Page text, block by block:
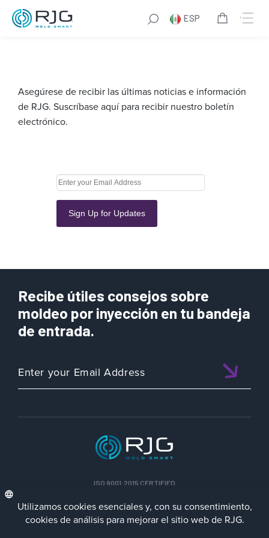
Saltar
ESP
Asegúrese de recibir las últimas noticias e información
de RJG. Suscríbase aquí para recibir nuestro boletín
electrónico.
Recibe útiles consejos sobre
moldeo por inyección en tu bandeja
de entrada.
ISO 9001:2015 CERTIFIED